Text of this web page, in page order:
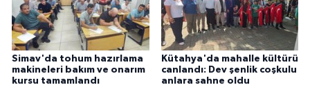
Simav'da tohum hazırlama
makineleri bakım ve onarım
kursu tamamlandı
Kütahya'da mahalle kültürü
canlandı: Dev şenlik coşkulu
anlara sahne oldu